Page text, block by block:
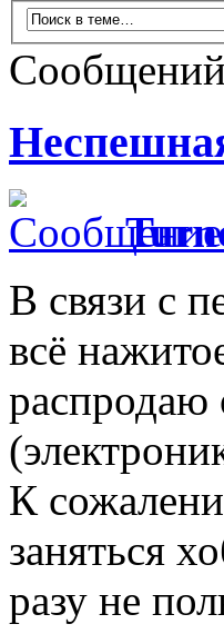
В связи с
всё
распродаю
К
заняться
разу не